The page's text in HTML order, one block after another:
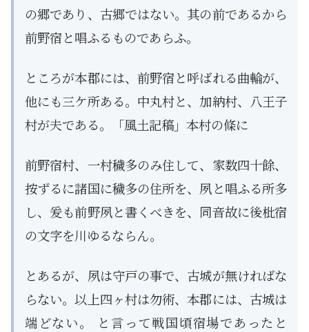
の郷であり、古郷ではない。其の前であるから
前野宿と唱ふるものであらふ。
ところが本郡には、前野宿と呼ばれる曲輪が、
他にも三ケ所ある。中丸村と、加納村、八王子
村が夫である。「風土記稿」本村の條に
前野宿村、一村穢多のみ住して、家数四十餘、
按ずるに諸国に穢多の住所を、夙と唱ふる所多
し、爰も前野夙と書くべきを、同音故に後枇宿
の文字を川ゆるならん。
とあるが、夙は守戸の事で、古城が無ければな
らない。以上四ヶ村は勿術、本郡には、古城は
端どない。 と言って戦国頃宿場であったと